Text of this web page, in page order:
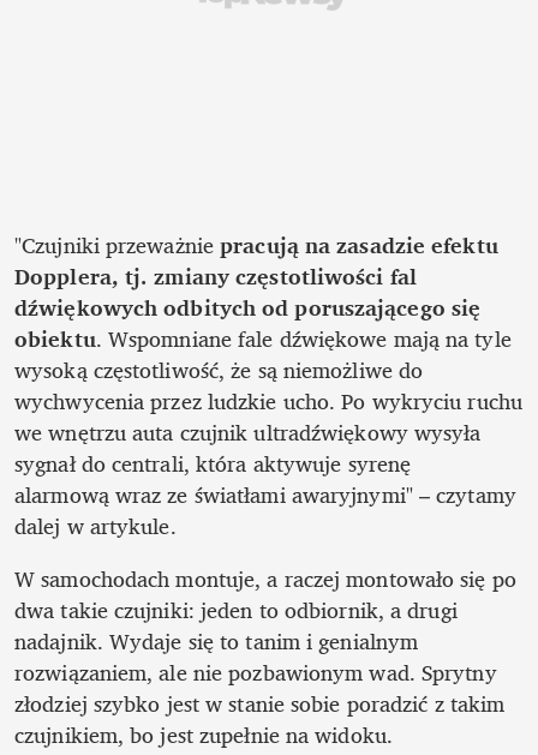
"Czujniki przeważnie pracują na zasadzie efektu
Dopplera, tj. zmiany częstotliwości fal
dźwiękowych odbitych od poruszającego się
obiektu. Wspomniane fale dźwiękowe mają na tyle
wysoką częstotliwość, że są niemożliwe do
wychwycenia przez ludzkie ucho. Po wykryciu ruchu
we wnętrzu auta czujnik ultradźwiękowy wysyła
sygnał do centrali, która aktywuje syrenę
alarmową wraz ze światłami awaryjnymi" – czytamy
dalej w artykule.
W samochodach montuje, a raczej montowało się po
dwa takie czujniki: jeden to odbiornik, a drugi
nadajnik. Wydaje się to tanim i genialnym
rozwiązaniem, ale nie pozbawionym wad. Sprytny
złodziej szybko jest w stanie sobie poradzić z takim
czujnikiem, bo jest zupełnie na widoku.